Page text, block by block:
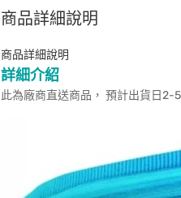
商品詳細說明
商品詳細說明
詳細介紹
此為廠商直送商品， 預計出貨日2-